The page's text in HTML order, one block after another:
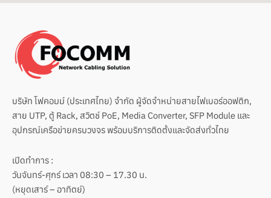
บริษัท โฟคอมม์ (ประเทศไทย) จำกัด ผู้จัดจำหน่ายสายไฟเบอร์ออฟติก,
สาย UTP, ตู้ Rack, สวิตช์ PoE, Media Converter, SFP Module และ
อุปกรณ์เครือข่ายครบวงจร พร้อมบริการติดตั้งและจัดส่งทั่วไทย
เปิดทำการ :
วันจันทร์-ศุกร์ เวลา 08:30 – 17.30 น.
(หยุดเสาร์ – อาทิตย์)